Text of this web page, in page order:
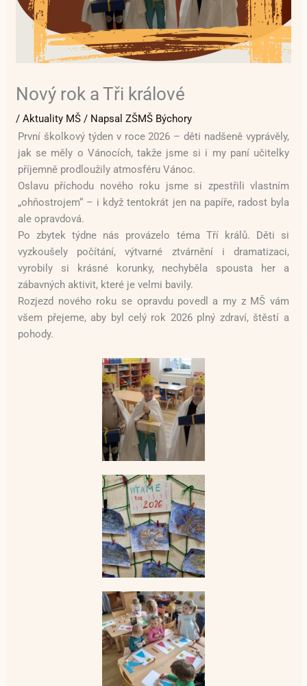
Nový rok a Tři králové
/Aktuality MŠ / NapsalZŠMŠ Býchory
První školkový týden v roce 2026 – děti nadšeně vyprávěly,
jak se měly o Vánocích, takže jsme si i my paní učitelky
příjemně prodloužily atmosféru Vánoc.
Oslavu příchodu nového roku jsme si zpestřili vlastním
„ohňostrojem“ – i když tentokrát jen na papíře, radost byla
ale opravdová.
Po zbytek týdne nás provázelo téma Tří králů. Děti si
vyzkoušely počítání, výtvarné ztvárnění i dramatizaci,
vyrobily si krásné korunky, nechyběla spousta her a
zábavných aktivit, které je velmi bavily.
Rozjezd nového roku se opravdu povedl a my z MŠ vám
všem přejeme, aby byl celý rok 2026 plný zdraví, štěstí a
pohody.